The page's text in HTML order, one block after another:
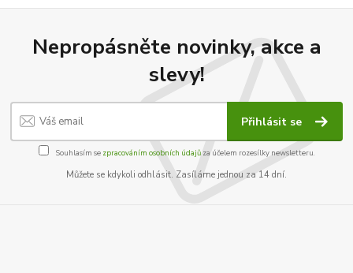
Nepropásněte novinky, akce a
slevy!
Přihlásit se
Souhlasím se zpracováním osobních údajůza účelem rozesílky newsletteru.
Můžete se kdykoli odhlásit. Zasíláme jednou za 14 dní.